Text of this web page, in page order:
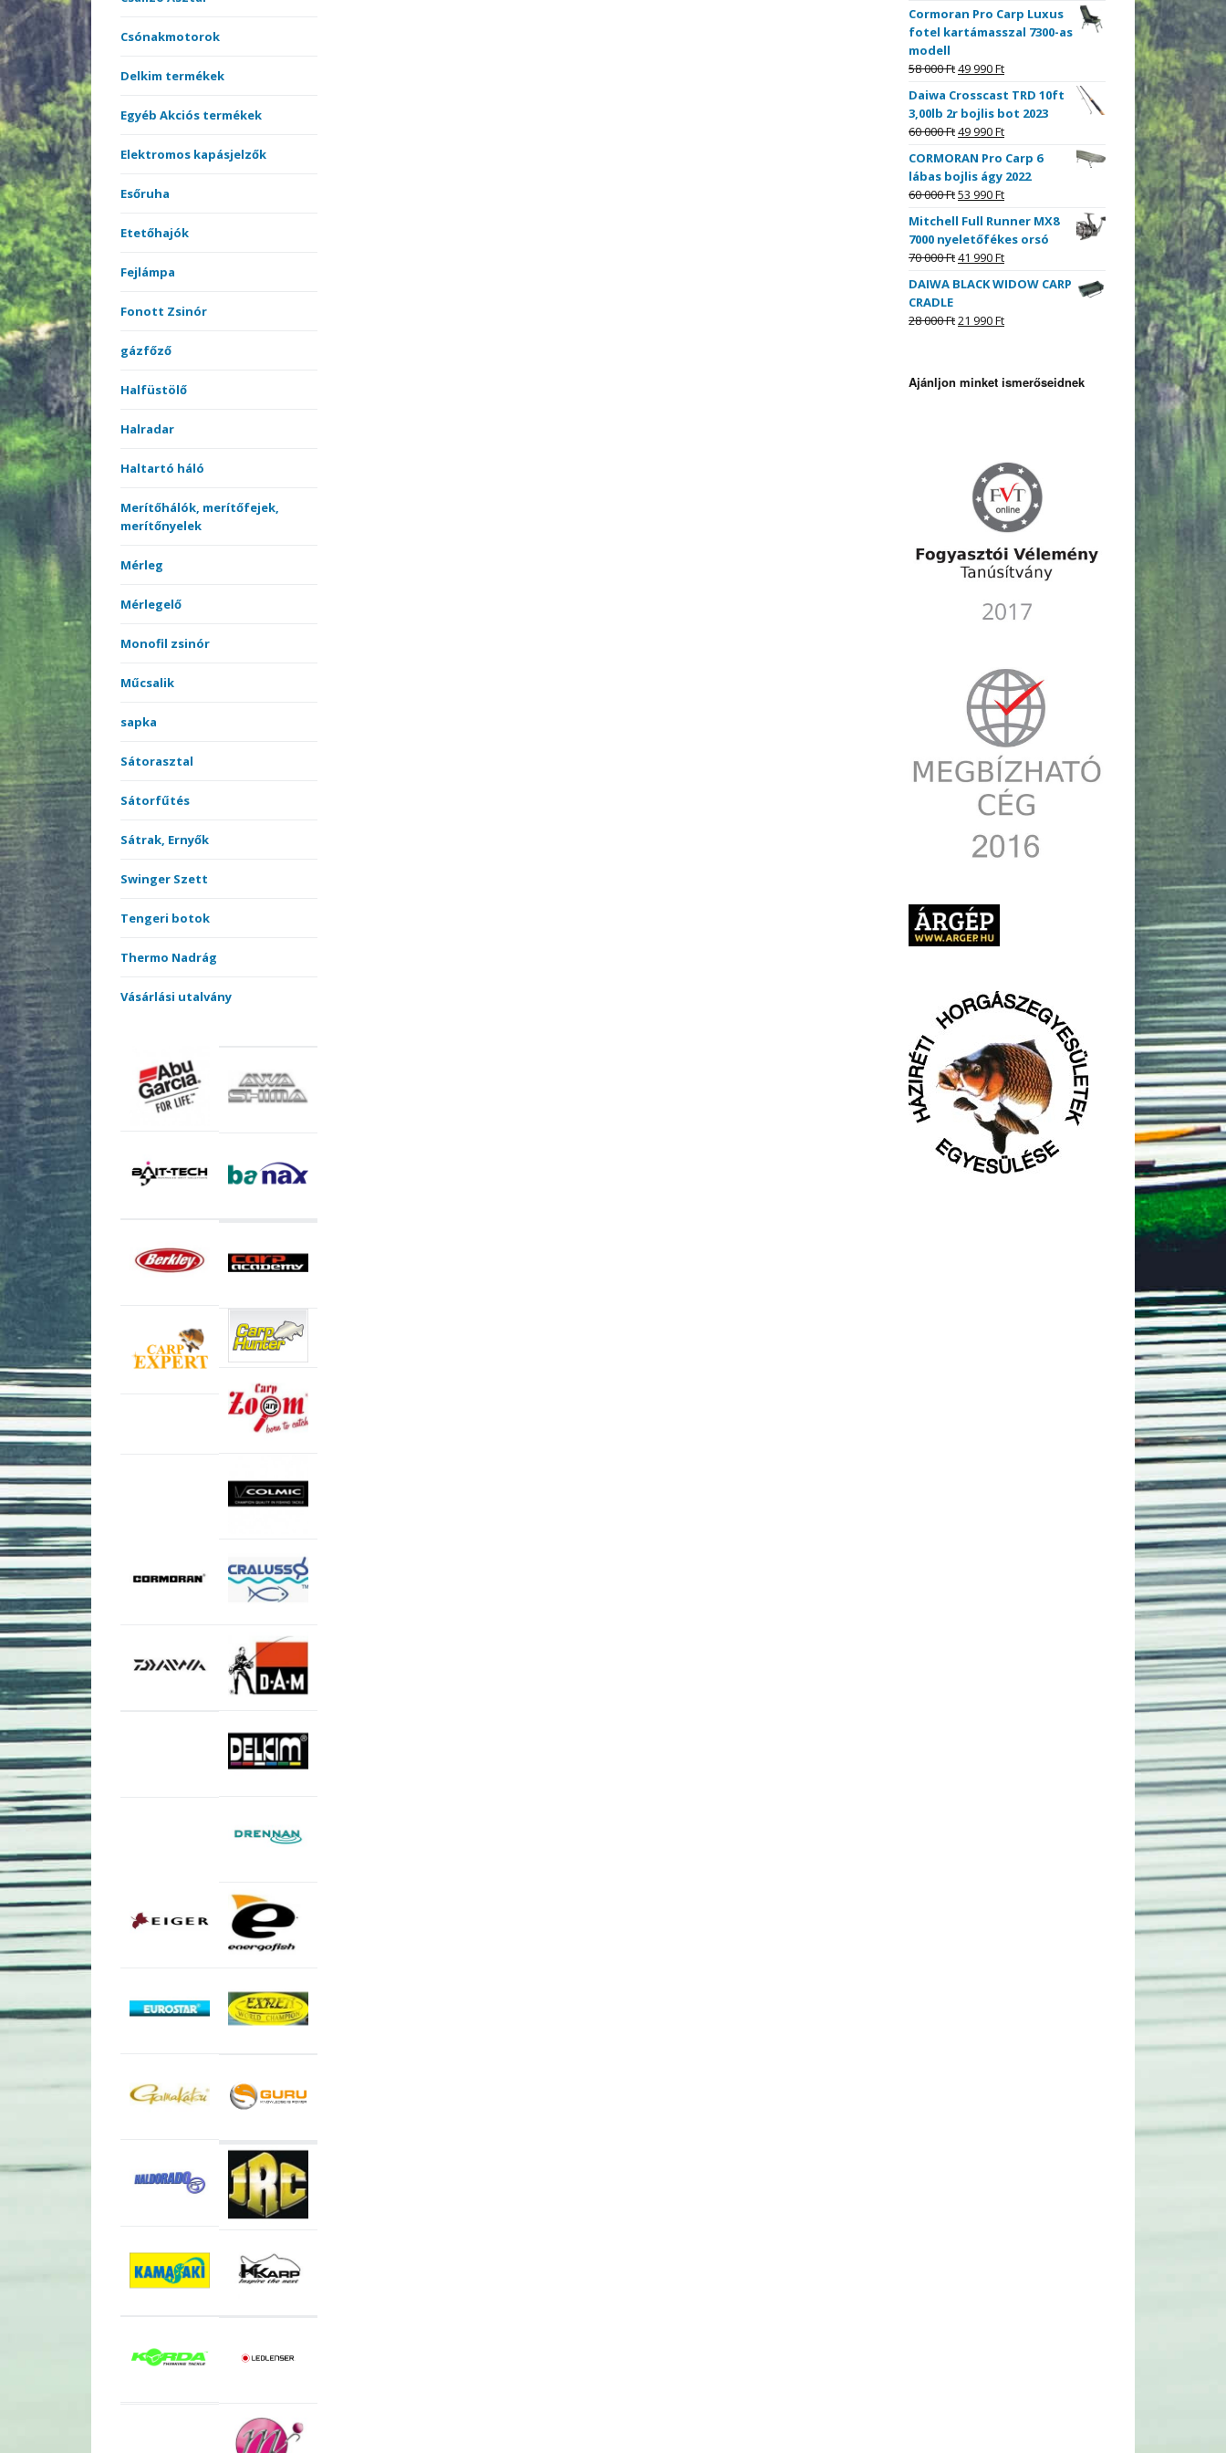
Csónakmotorok
Delkim termékek
Egyéb Akciós termékek
Elektromos kapásjelzők
Esőruha
Etetőhajók
Fejlámpa
Fonott Zsinór
gázfőző
Halfüstölő
Halradar
Haltartó háló
Merítőhálók, merítőfejek,
merítőnyelek
Mérleg
Mérlegelő
Monofil zsinór
Műcsalik
sapka
Sátorasztal
Sátorfűtés
Sátrak, Ernyők
Swinger Szett
Tengeri botok
Thermo Nadrág
Vásárlási utalvány
Cormoran Pro Carp Luxus
fotel kartámasszal 7300-as
modell
58 000Ft49 990Ft
Daiwa Crosscast TRD 10ft
3,00lb 2r bojlis bot 2023
60 000Ft49 990Ft
CORMORAN Pro Carp 6
lábas bojlis ágy 2022
60 000Ft53 990Ft
Mitchell Full Runner MX8
7000 nyeletőfékes orsó
70 000Ft41 990Ft
DAIWA BLACK WIDOW CARP
CRADLE
28 000Ft21 990Ft
Ajánljon minket ismerőseidnek